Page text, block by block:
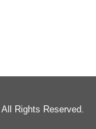
Rights Reserved.